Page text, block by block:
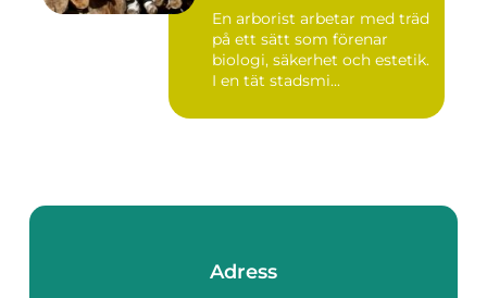
En arborist arbetar med träd
på ett sätt som förenar
biologi, säkerhet och estetik.
I en tät stadsmi...
Adress